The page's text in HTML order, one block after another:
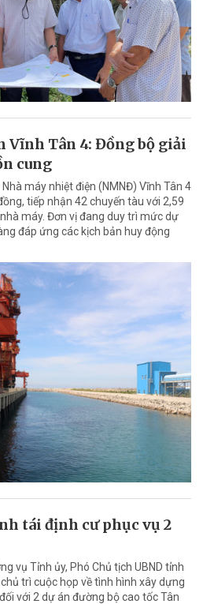
Vĩnh Tân 4: Đồng bộ giải
cung
máy nhiệt điện (NMNĐ) Vĩnh Tân 4
tiếp nhận 42 chuyến tàu với 2,59
máy. Đơn vị đang duy trì mức dự
đáp ứng các kịch bản huy động
tái định cư phục vụ 2
vụ Tỉnh ủy, Phó Chủ tịch UBND tỉnh
chủ trì cuộc họp về tình hình xây dựng
với 2 dự án đường bộ cao tốc Tân